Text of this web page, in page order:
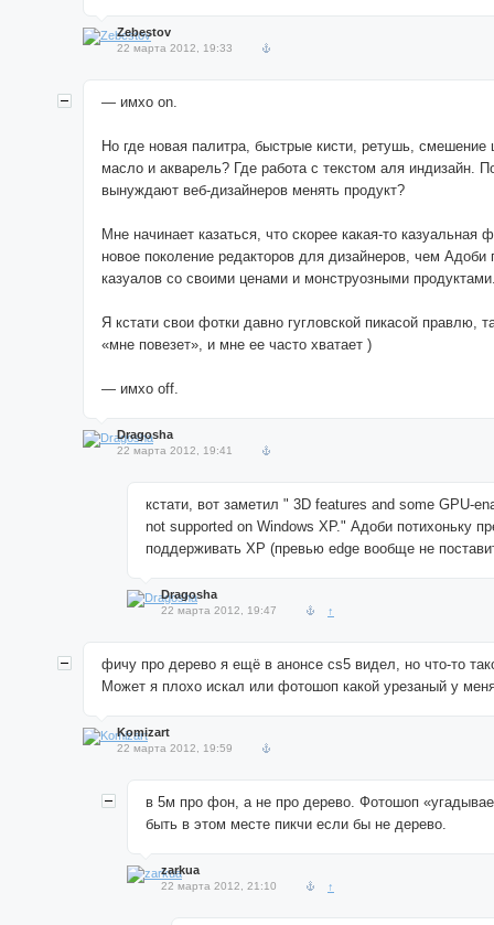
Zebestov
22 марта 2012, 19:33
— имхо on.
Но где новая палитра, быстрые кисти, ретушь, смешение
масло и акварель? Где работа с текстом аля индизайн.
вынуждают веб-дизайнеров менять продукт?
Мне начинает казаться, что скорее какая-то казуальная
новое поколение редакторов для дизайнеров, чем Адоби
казуалов со своими ценами и монструозными
Я кстати свои фотки давно гугловской пикасой правлю,
«мне повезет», и мне ее часто хватает )
— имхо off.
Dragosha
22 марта 2012, 19:41
кстати, вот заметил " 3D features and some GPU-
not supported on Windows XP." Адоби потихоньку
поддерживать XP (превью edge вообще не
Dragosha
22 марта 2012, 19:47 ↑
фичу про дерево я ещё в анонсе cs5 видел, но что-то
Может я плохо искал или фотошоп какой урезаный у
Komizart
22 марта 2012, 19:59
в 5м про фон, а не про дерево. Фотошоп
быть в этом месте пикчи если бы не дерево.
zarkua
22 марта 2012, 21:10 ↑